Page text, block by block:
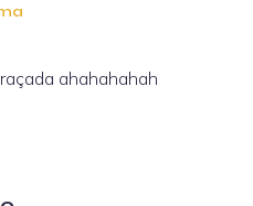
ahahahahah